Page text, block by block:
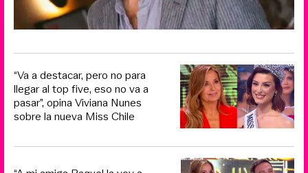
“Va a destacar, pero no para
llegar al top five, eso no va a
pasar”, opina Viviana Nunes
sobre la nueva Miss Chile